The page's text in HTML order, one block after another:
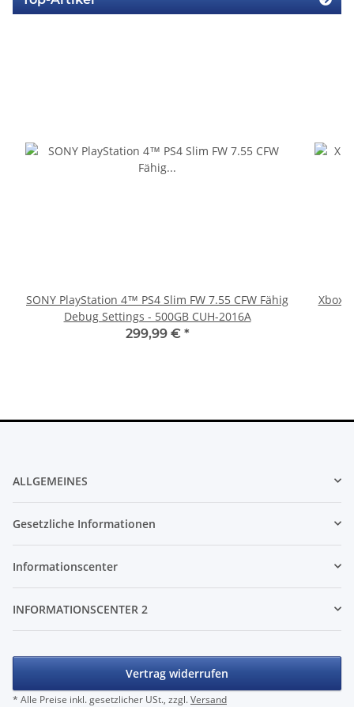
SONY PlayStation 4™ PS4 Slim FW 7.55 CFW Fähig
Debug Settings - 500GB CUH-2016A
299,99 € *
Xbox
ALLGEMEINES
Gesetzliche Informationen
Informationscenter
INFORMATIONSCENTER 2
Vertrag widerrufen
* Alle Preise inkl. gesetzlicher USt., zzgl.Versand